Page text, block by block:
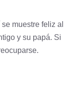
muestre feliz al
y su papá. Si